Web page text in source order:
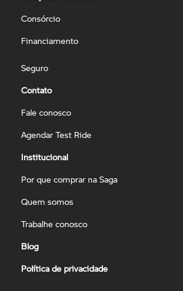
Consórcio
Financiamento
Seguro
Contato
Fale conosco
Agendar Test Ride
Institucional
Por que comprar na Saga
Quem somos
Trabalhe conosco
Blog
Política de privacidade